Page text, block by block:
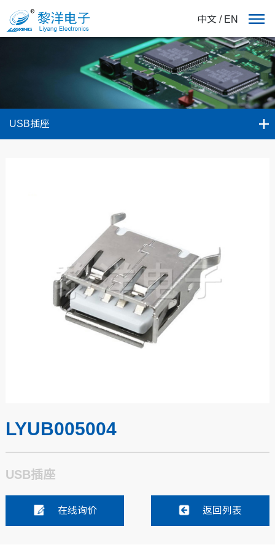
中文 / EN
USB插座
LYUB005004
USB插座
在线询价 返回列表